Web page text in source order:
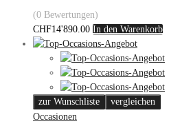
(0 Bewertungen)
CHF14'890.00 In den Warenkorb
zur Wunschliste
vergleichen
Occasionen